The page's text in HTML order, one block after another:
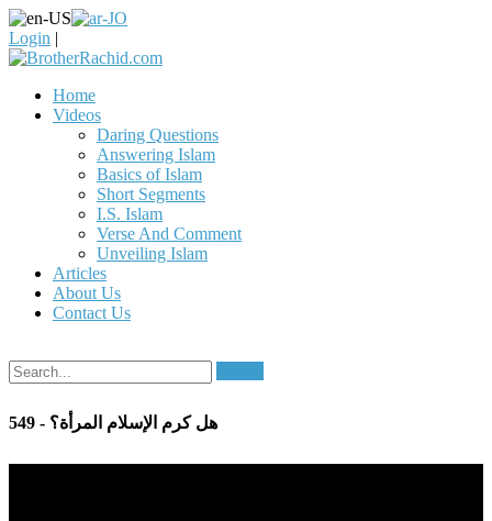
Login |
Home
Videos
Daring Questions
Answering Islam
Basics of Islam
Short Segments
I.S. Islam
Verse And Comment
Unveiling Islam
Articles
About Us
Contact Us
549 - هل كرم الإسلام المرأة؟